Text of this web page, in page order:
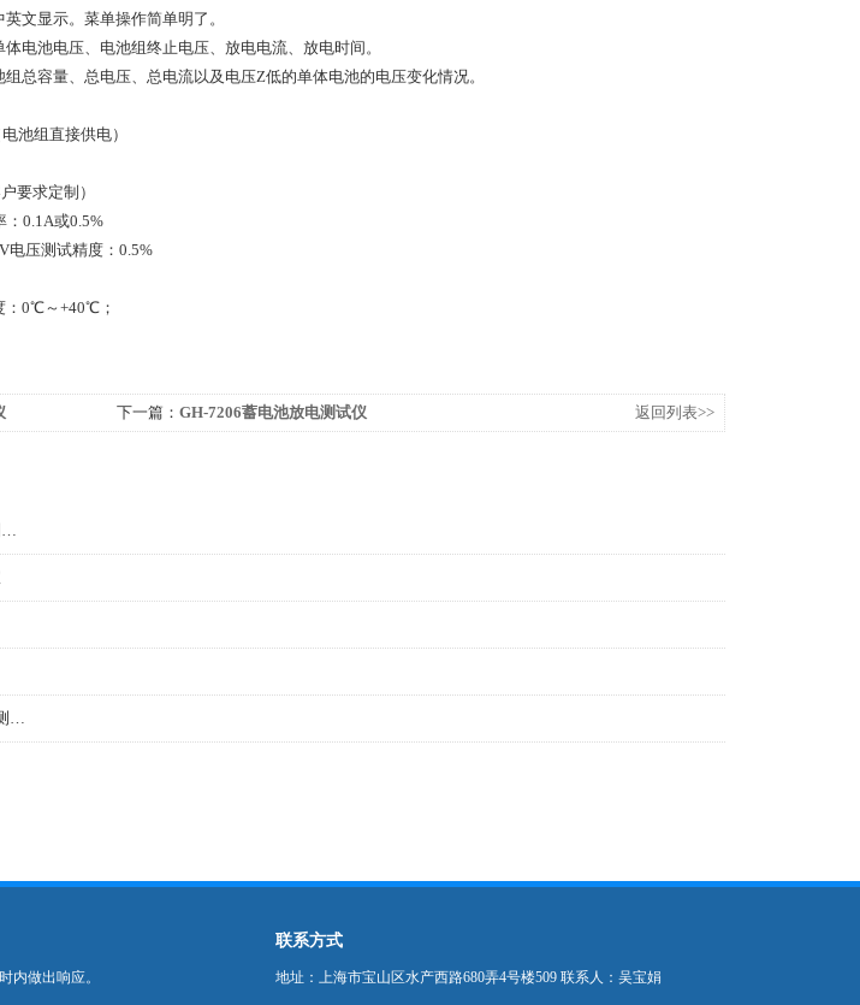
文显示。菜单操作简单明了。
电池电压、电池组终止电压、放电电流、放电时间。
总容量、总电压、总电流以及电压Z低的单体电池的电压变化情况。
池组直接供电）
要求定制）
0.1A或0.5%
电压测试精度：0.5%
：0℃～+40℃；
下一篇： GH-7206蓄电池放电测试仪 返回列表>>
MEZN3966智能蓄电池充电放电测试仪
MEZN-ZA46直流电源系统绝缘监测装置
内做出响应。
联系方式
地址：上海市宝山区水产西路680弄4号楼509 联系人：吴宝娟